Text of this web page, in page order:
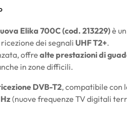
Elika 700C (cod. 213229)è
dei segnali UHF T2+.
offre alte prestazioni di
in zone difficili.
DVB-T2, compatibile con
(nuove frequenze TV digitali